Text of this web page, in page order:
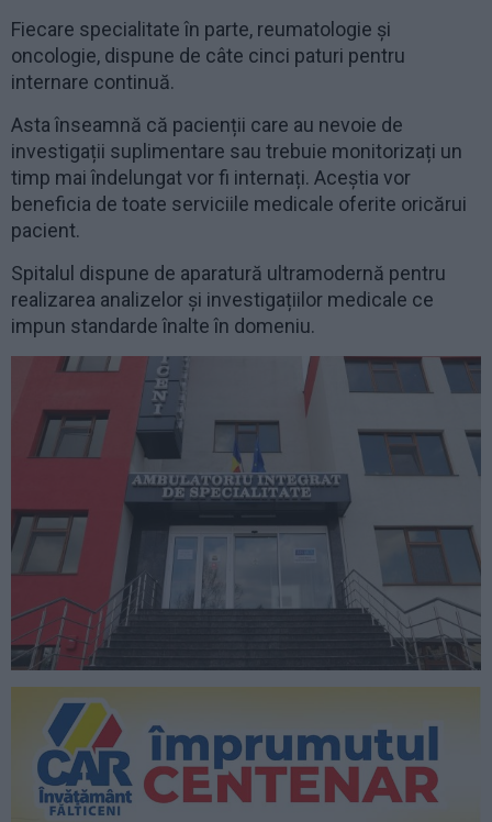
Fiecare specialitate în parte, reumatologie și
oncologie, dispune de câte cinci paturi pentru
internare continuă.
Asta înseamnă că pacienții care au nevoie de
investigații suplimentare sau trebuie monitorizați un
timp mai îndelungat vor fi internați. Aceștia vor
beneficia de toate serviciile medicale oferite oricărui
pacient.
Spitalul dispune de aparatură ultramodernă pentru
realizarea analizelor și investigațiilor medicale ce
impun standarde înalte în domeniu.